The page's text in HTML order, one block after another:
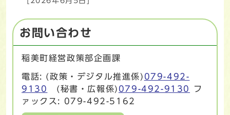
お問い合わせ
稲美町経営政策部企画課
電話: (政策・デジタル推進係) 079-492-
9130
(秘書・広報係) 079-492-9130
フ
ァックス: 079-492-5162